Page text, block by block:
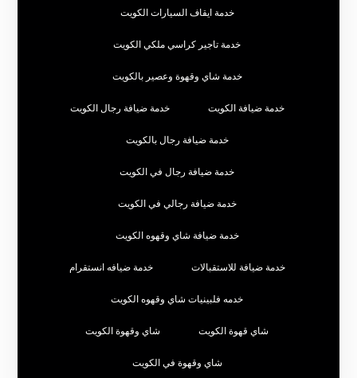
خدمة ايقاف السيارات الكويت
خدمة تاجير كراسي ملكي الكويت
خدمة شاي وقهوة وعصير بالكويت
خدمة ضيافة الكويت خدمة ضيافة رجال الكويت
خدمة ضيافة رجال بالكويت
خدمة ضيافة رجال في الكويت
خدمة ضيافة رجالي في الكويت
خدمة ضيافة شاي وقهوه الكويت
خدمة ضيافة للاستقبالات خدمة ضيافه انستقرام
خدمه فلبينيات شاي وقهوه الكويت
شاي قهوة الكويت شاي وقهوة الكويت
شاي وقهوة في الكويت